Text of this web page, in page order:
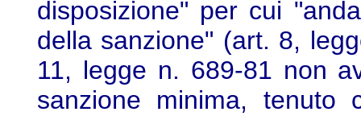
disposizione" per cui
della sanzione" (art. 8,
11, legge n. 689-81 non
sanzione minima, tenuto